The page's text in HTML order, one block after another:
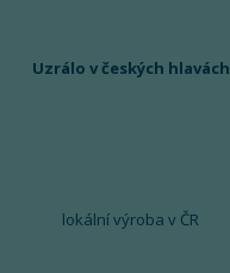
Uzrálo v českých hlavách
lokální výroba v ČR